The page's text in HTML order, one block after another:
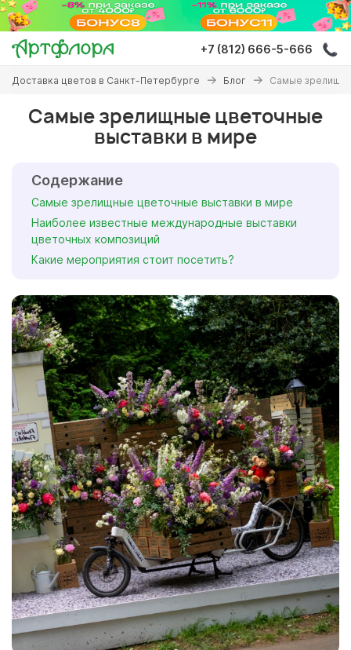
Перейти
основному
содержанию
+7 (812) 666-5-666
Вы
здесь
Доставка цветов в Санкт-Петербурге Блог Самые
Самые зрелищные цветочные
выставки в мире
Содержание
Самые зрелищные цветочные выставки в мире
Наиболее известные международные выставки
цветочных композиций
Какие мероприятия стоит посетить?